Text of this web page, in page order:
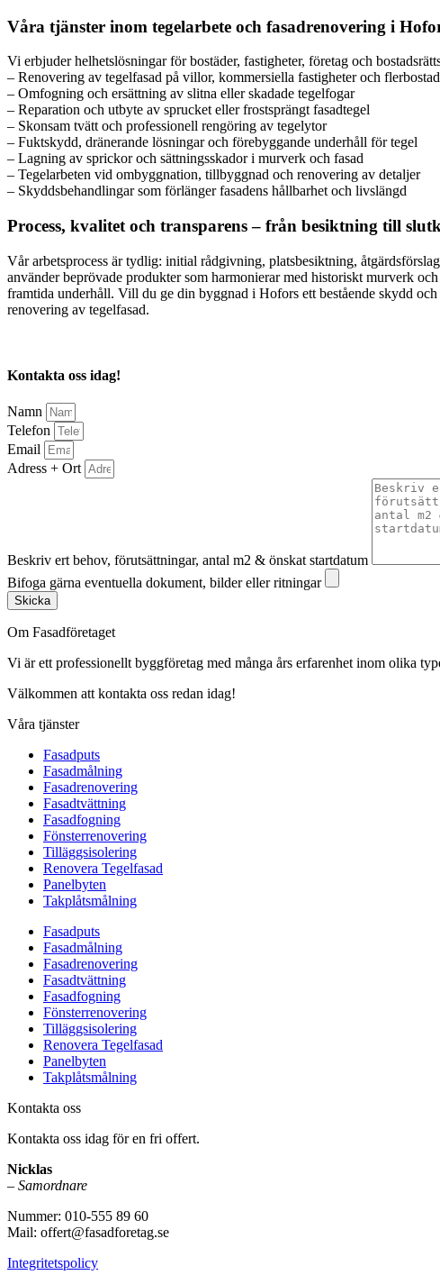
Våra tjänster inom tegelarbete och fasadrenovering i
Vi erbjuder helhetslösningar för bostäder, fastigheter, företag och
– Renovering av tegelfasad på villor, kommersiella fastigheter och
– Omfogning och ersättning av slitna eller skadade tegelfogar
– Reparation och utbyte av sprucket eller frostsprängt fasadtegel
– Skonsam tvätt och professionell rengöring av tegelytor
– Fuktskydd, dränerande lösningar och förebyggande underhåll för tegel
– Lagning av sprickor och sättningsskador i murverk och fasad
– Tegelarbeten vid ombyggnation, tillbyggnad och renovering av detaljer
– Skyddsbehandlingar som förlänger fasadens hållbarhet och livslängd
Process, kvalitet och transparens – från besiktning till
Vår arbetsprocess är tydlig: initial rådgivning, platsbesiktning,
använder beprövade produkter som harmonierar med historiskt murverk
framtida underhåll. Vill du ge din byggnad i Hofors ett bestående skydd
renovering av tegelfasad.
Kontakta oss idag!
Namn
Telefon
Email
Adress + Ort
Beskriv ert behov, förutsättningar, antal m2 & önskat startdatum
Bifoga gärna eventuella dokument, bilder eller ritningar
Skicka
Om Fasadföretaget
Vi är ett professionellt byggföretag med många års erfarenhet inom olika
Välkommen att kontakta oss redan idag!
Våra tjänster
Fasadputs
Fasadmålning
Fasadrenovering
Fasadtvättning
Fasadfogning
Fönsterrenovering
Tilläggsisolering
Renovera Tegelfasad
Panelbyten
Takplåtsmålning
Fasadputs
Fasadmålning
Fasadrenovering
Fasadtvättning
Fasadfogning
Fönsterrenovering
Tilläggsisolering
Renovera Tegelfasad
Panelbyten
Takplåtsmålning
Kontakta oss
Kontakta oss idag för en fri offert.
Nicklas
– Samordnare
Nummer: 010-555 89 60
Mail: offert@fasadforetag.se
Integritetspolicy